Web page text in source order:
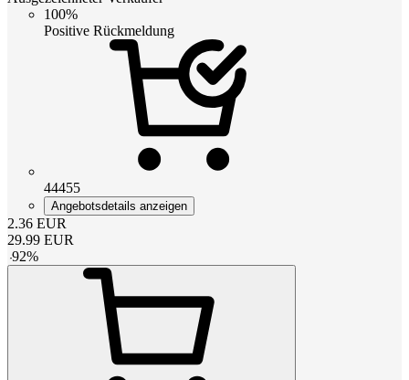
100%
Positive Rückmeldung
44455
Angebotsdetails anzeigen
2.36 EUR
29.99 EUR
-92%